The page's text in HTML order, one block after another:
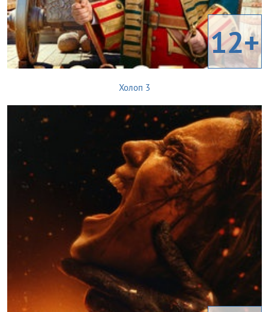
12+
Холоп 3